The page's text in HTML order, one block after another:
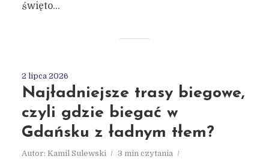
święto...
2 lipca 2026
Najładniejsze trasy biegowe,
czyli gdzie biegać w
Gdańsku z ładnym tłem?
Autor: Kamil Sulewski
3 min czytania